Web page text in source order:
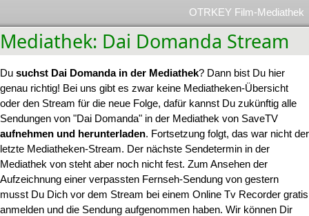
OTRKEY Film-Mediathek
Mediathek: Dai Domanda Stream
Du suchst Dai Domanda in der Mediathek? Dann bist Du hier
genau richtig! Bei uns gibt es zwar keine Mediatheken-Übersicht
oder den Stream für die neue Folge, dafür kannst Du zukünftig alle
Sendungen von "Dai Domanda" in der Mediathek von SaveTV
aufnehmen und herunterladen. Fortsetzung folgt, das war nicht der
letzte Mediatheken-Stream. Der nächste Sendetermin in der
Mediathek von steht aber noch nicht fest. Zum Ansehen der
Aufzeichnung einer verpassten Fernseh-Sendung von gestern
musst Du Dich vor dem Stream bei einem Online Tv Recorder gratis
anmelden und die Sendung aufgenommen haben. Wir können Dir